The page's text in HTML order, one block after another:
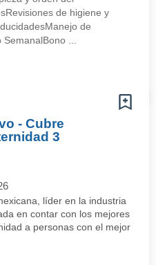
de higiene y
de
...
- Cubre
3
líder en la industria
en contar con los mejores
a personas con el mejor